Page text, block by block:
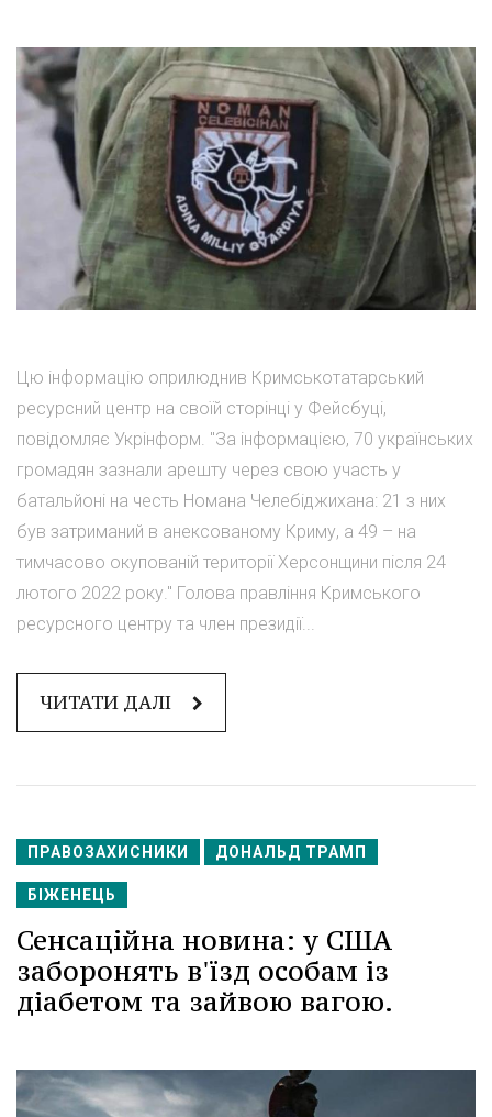
Цю інформацію оприлюднив Кримськотатарський
ресурсний центр на своїй сторінці у Фейсбуці,
повідомляє Укрінформ. "За інформацією, 70 українських
громадян зазнали арешту через свою участь у
батальйоні на честь Номана Челебіджихана: 21 з них
був затриманий в анексованому Криму, а 49 – на
тимчасово окупованій території Херсонщини після 24
лютого 2022 року." Голова правління Кримського
ресурсного центру та член президії...
ЧИТАТИ ДАЛІ
ПРАВОЗАХИСНИКИ ДОНАЛЬД ТРАМП
БІЖЕНЕЦЬ
Сенсаційна новина: у США
заборонять в'їзд особам із
діабетом та зайвою вагою.